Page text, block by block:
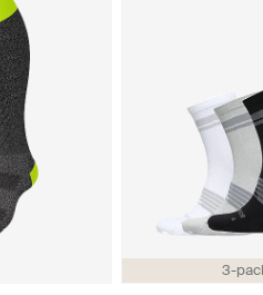
3-